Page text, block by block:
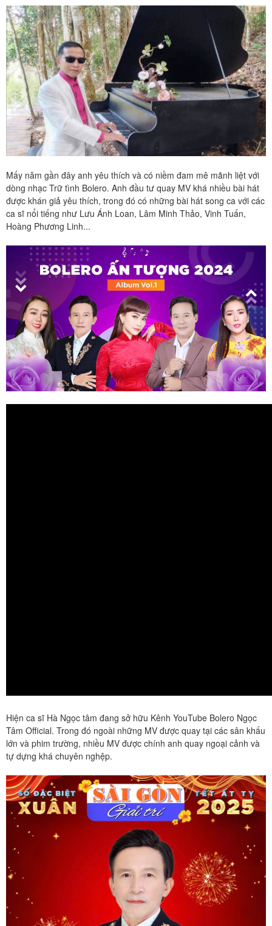
Mấy năm gần đây anh yêu thích và có niềm đam mê mãnh liệt với
dòng nhạc Trữ tình Bolero. Anh đầu tư quay MV khá nhiều bài hát
được khán giả yêu thích, trong đó có những bài hát song ca với các
ca sĩ nổi tiếng như Lưu Ánh Loan, Lâm Minh Thảo, Vinh Tuấn,
Hoàng Phương Linh...
Hiện ca sĩ Hà Ngọc tâm đang sở hữu Kênh YouTube Bolero Ngọc
Tâm Official. Trong đó ngoài những MV được quay tại các sân khấu
lớn và phim trường, nhiều MV được chính anh quay ngoại cảnh và
tự dựng khá chuyên nghệp.